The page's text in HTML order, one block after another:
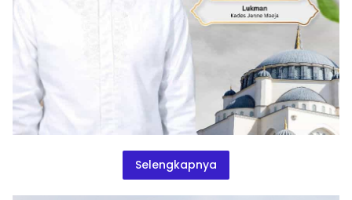
Selengkapnya